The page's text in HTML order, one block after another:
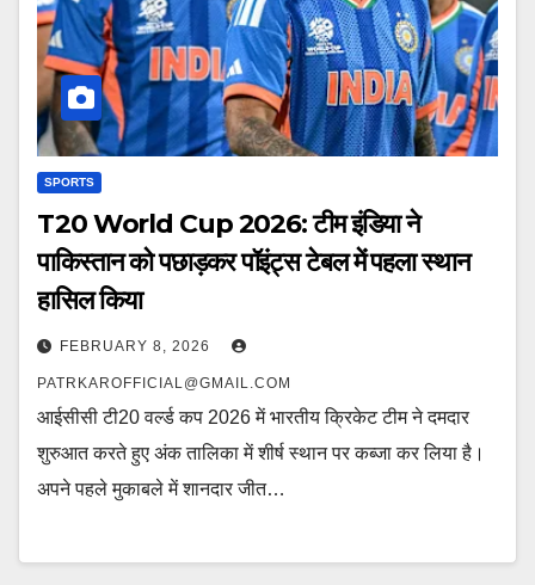
SPORTS
T20 World Cup 2026: टीम इंडिया ने
पाकिस्तान को पछाड़कर पॉइंट्स टेबल में पहला स्थान
हासिल किया
FEBRUARY 8, 2026
PATRKAROFFICIAL@GMAIL.COM
आईसीसी टी20 वर्ल्ड कप 2026 में भारतीय क्रिकेट टीम ने दमदार
शुरुआत करते हुए अंक तालिका में शीर्ष स्थान पर कब्जा कर लिया है।
अपने पहले मुकाबले में शानदार जीत…